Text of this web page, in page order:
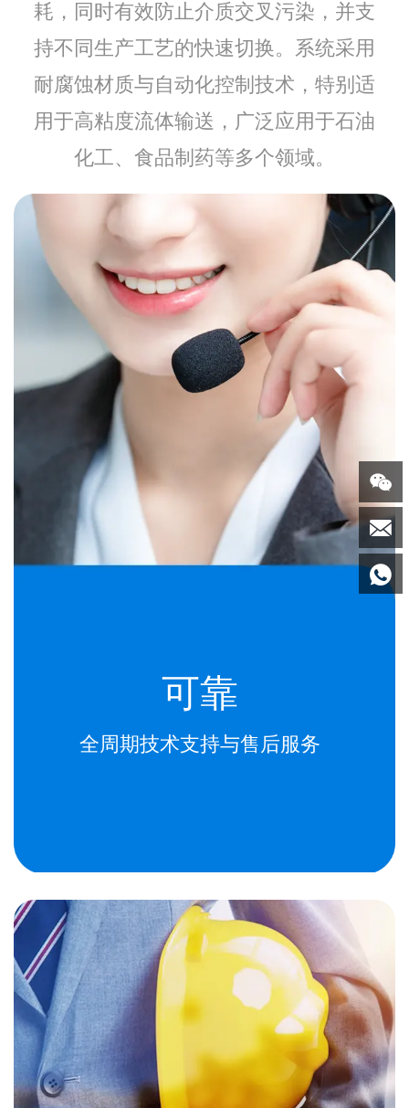
耗，同时有效防止介质交叉污染，并支
持不同生产工艺的快速切换。系统采用
耐腐蚀材质与自动化控制技术，特别适
用于高粘度流体输送，广泛应用于石油
化工、食品制药等多个领域。
可靠
全周期技术支持与售后服务


